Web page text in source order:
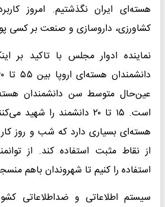
هسته‌ای ایران نگذشتیم. امروز
کشاورزی، داروسازی و صنعت بر کسی
نماینده ادوار مجلس با تاکید بر
است. ۱۵ تا ۲۰ دانشمند را
هسته‌ای بسیاری دارد که شب و روز
از نقاط مثبت استفاده کند. از
استفاده را کنیم تا شهروندان باهم
سیستم اطلاعاتی و ضداطلاعاتی